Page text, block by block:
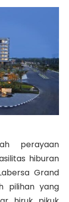
perayaan
hiburan
Grand
pilihan yang